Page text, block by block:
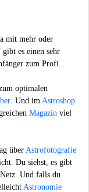
mit mehr oder
gibt es einen sehr
zum Profi.
optimalen
. Und im Astroshop
Magazin viel
über Astrofotografie
Du siehst, es gibt
Und falls du
Astronomie